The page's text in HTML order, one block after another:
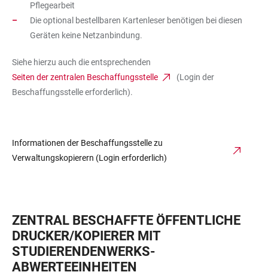
Pflegearbeit
Die optional bestellbaren Kartenleser benötigen bei diesen
Geräten keine Netzanbindung.
Siehe hierzu auch die entsprechenden
Seiten der zentralen Beschaffungsstelle
(Login der
Beschaffungsstelle erforderlich).
Informationen der Beschaffungsstelle zu
Verwaltungskopierern (Login erforderlich)
ZENTRAL BESCHAFFTE ÖFFENTLICHE
DRUCKER/KOPIERER MIT
STUDIERENDENWERKS-
ABWERTEEINHEITEN